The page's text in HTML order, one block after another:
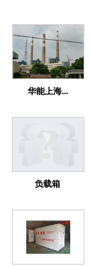
华能上海...
负载箱